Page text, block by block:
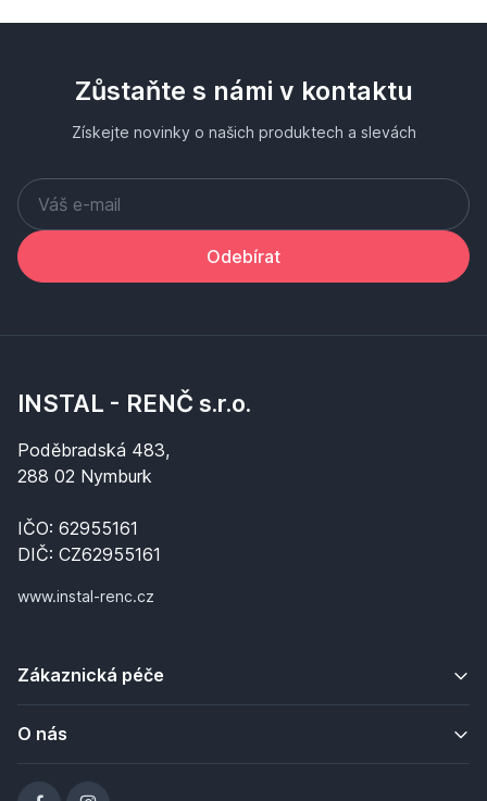
Zůstaňte s námi v kontaktu
Získejte novinky o našich produktech a slevách
Odebírat
INSTAL - RENČ s.r.o.
Poděbradská 483,
288 02 Nymburk
IČO: 62955161
DIČ: CZ62955161
www.instal-renc.cz
Zákaznická péče
O nás